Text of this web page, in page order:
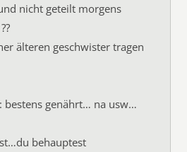
nicht geteilt morgens
älteren geschwister tragen
bestens genährt… na usw…
behauptest